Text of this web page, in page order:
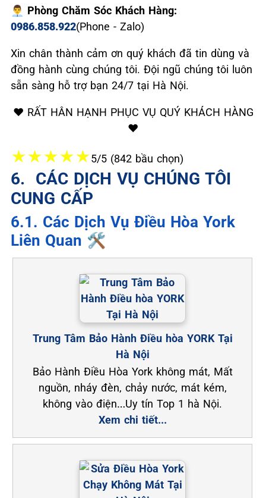
👨‍💼 Phòng Chăm Sóc Khách Hàng:
0986.858.922(Phone - Zalo)
Xin chân thành cảm ơn quý khách đã tin dùng và
đồng hành cùng chúng tôi. Đội ngũ chúng tôi luôn
sẵn sàng hỗ trợ bạn 24/7 tại Hà Nội.
❤️ RẤT HÂN HẠNH PHỤC VỤ QUÝ KHÁCH HÀNG
❤️
★★★★★5/5 (842 bầu chọn)
6. ️ CÁC DỊCH VỤ CHÚNG TÔI
CUNG CẤP
6.1. Các Dịch Vụ Điều Hòa York
Liên Quan 🛠️
Trung Tâm Bảo Hành Điều hòa YORK Tại
Hà Nội
Bảo Hành Điều Hòa York không mát, Mất
nguồn, nháy đèn, chảy nước, mát kém,
không vào điện…Uy tín Top 1 hà Nội.
Xem chi tiết...